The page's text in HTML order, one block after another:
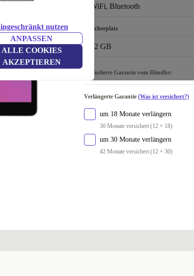
nutzen
ANPASSEN
ALLE COOKIES
AKZEPTIEREN
gold (rosegold)
WiFi, Bluetooth
WiFi, Bluetooth
WiFi, Bluetooth, Mobile Daten (4G)
Speicherplatz
32 GB
128 GB
Inkludierte Garantie vom Händler:
Verlängerte Garantie (Was ist versichert?)
um 18 Monate verlängern
30 Monate versichert (12 + 18)
um 30 Monate verlängern
42 Monate versichert (12 + 30)